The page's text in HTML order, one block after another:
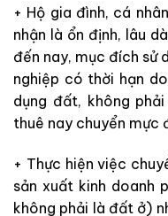
+ Hộ gia đình, cá
nhận là ổn định, lâu
đến nay, mục đích sử
nghiệp có thời hạn
dụng đất, không
thuê nay chuyển mực
+ Thực hiện việc
sản xuất kinh doanh
không phải là đất ở)